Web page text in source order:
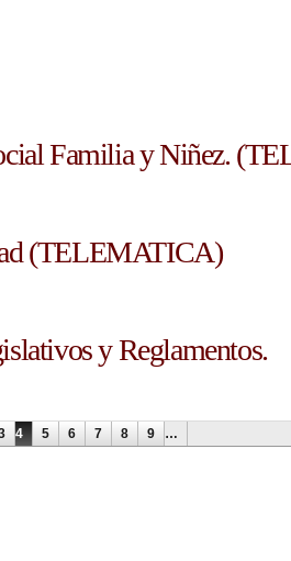
Familia y Niñez.
y niñez. (telematica)
(TELEMATICA)
y Reglamentos.
y reglamentos.
4 5 6 7 8 9 …